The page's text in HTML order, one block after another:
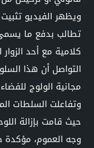
ويظهر الفيديو
تطالب بدفع ما يسمى
كلامية مع أحد
التواصل أن هذا
مجانية الولوج
وتفاعلت السلطات
حيث قامت بإزالة
وجه العموم، مؤكدة